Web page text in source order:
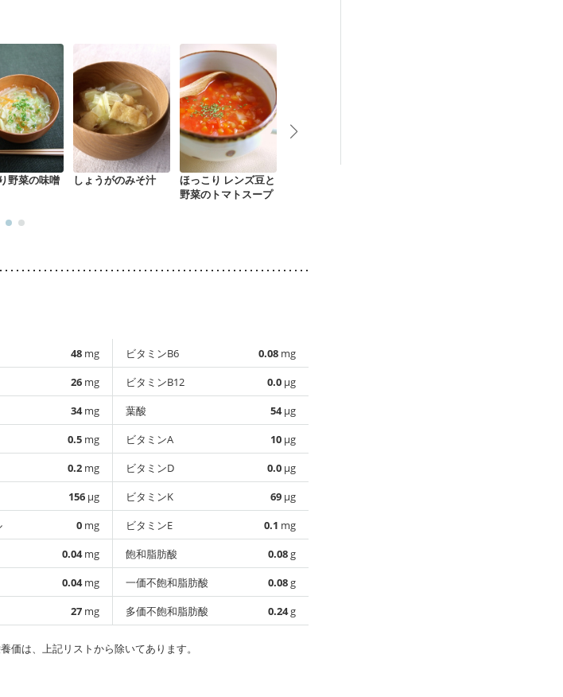
野菜の味噌
しょうがのみそ汁
ほっこり レンズ豆と
野菜のトマトスープ
48 mg
26 mg
34mg
0.5 mg
0.2 mg
156 µg
0 mg
0.04mg
0.04mg
27 mg
ビタミンB6 0.08 mg
ビタミンB12
0.0 µg
葉酸
54µg
ビタミンA
10 µg
ビタミンD
0.0 µg
ビタミンK
69 µg
ビタミンE
0.1 mg
飽和脂肪酸
0.08g
一価不飽和脂肪酸
0.08g
多価不飽和脂肪酸
0.24g
価は、上記リストから除いてあります。